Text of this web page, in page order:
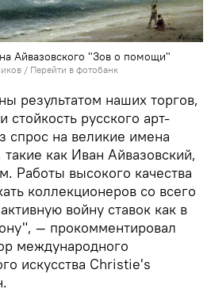
Айвазовского "Зов о помощи"
/ Перейти в фотобанк
результатом наших торгов,
стойкость русского арт-
спрос на великие имена
такие как Иван Айвазовский,
Работы высокого качества
коллекционеров со всего
войну ставок как в
— прокомментировал
международного
искусства Christie's